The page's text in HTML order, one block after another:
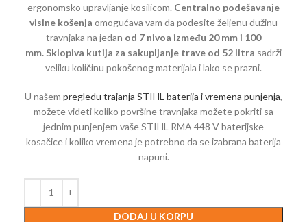
ergonomsko upravljanje kosilicom. Centralno podešavanje
visine košenja omogućava vam da podesite željenu dužinu
travnjaka na jedan od 7 nivoa između 20 mm i 100
mm. Sklopiva kutija za sakupljanje trave od 52 litra sadrži
veliku količinu pokošenog materijala i lako se prazni.
U našem pregledu trajanja STIHL baterija i vremena punjenja,
možete videti koliko površine travnjaka možete pokriti sa
jednim punjenjem vaše STIHL RMA 448 V baterijske
kosačice i koliko vremena je potrebno da se izabrana baterija
napuni.
DODAJ U KORPU